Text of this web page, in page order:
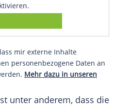
mir externe Inhalte
personenbezogene Daten an
Mehr dazu in unseren
unter anderem, dass die